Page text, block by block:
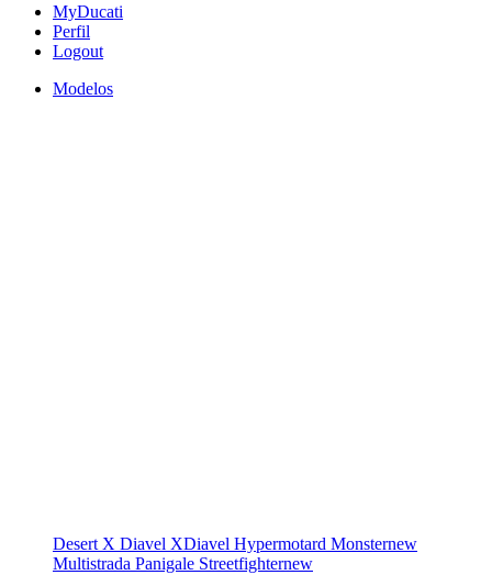
MyDucati
Perfil
Logout
Modelos
Desert X Diavel XDiavel Hypermotard Monsternew
Multistrada Panigale Streetfighternew